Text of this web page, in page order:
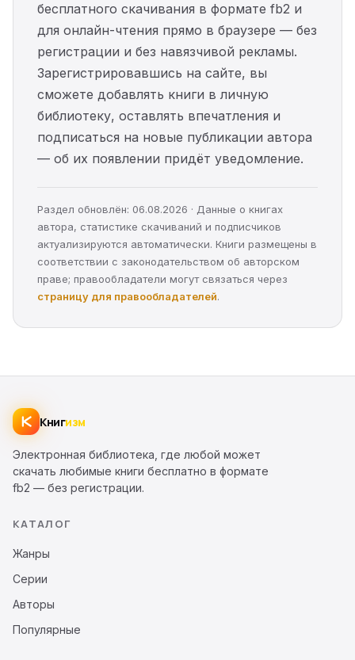
бесплатного скачивания в формате fb2 и
для онлайн-чтения прямо в браузере — без
регистрации и без навязчивой рекламы.
Зарегистрировавшись на сайте, вы
сможете добавлять книги в личную
библиотеку, оставлять впечатления и
подписаться на новые публикации автора
— об их появлении придёт уведомление.
Раздел обновлён: 06.08.2026 · Данные о книгах
автора, статистике скачиваний и подписчиков
актуализируются автоматически. Книги размещены в
соответствии с законодательством об авторском
праве; правообладатели могут связаться через
страницу для правообладателей.
Книгизм
Электронная библиотека, где любой может
скачать любимые книги бесплатно в формате
fb2 — без регистрации.
КАТАЛОГ
Жанры
Серии
Авторы
Популярные